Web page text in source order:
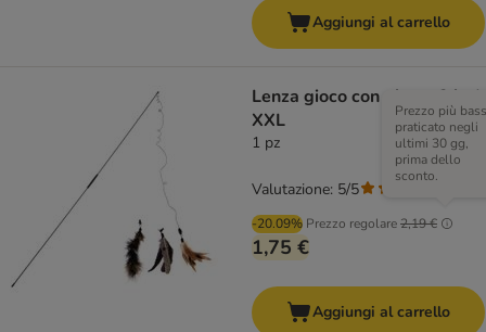
Aggiungi al carrello
Lenza gioco con piume 3 in 1
XXL
1 pz
-20.09% Prezzo regolare2,19 €
Prezzo più
praticato negli
ultimi 30 gg,
prima dello
sconto.
1,75 €
Valutazione: 5/5
Aggiungi al carrello